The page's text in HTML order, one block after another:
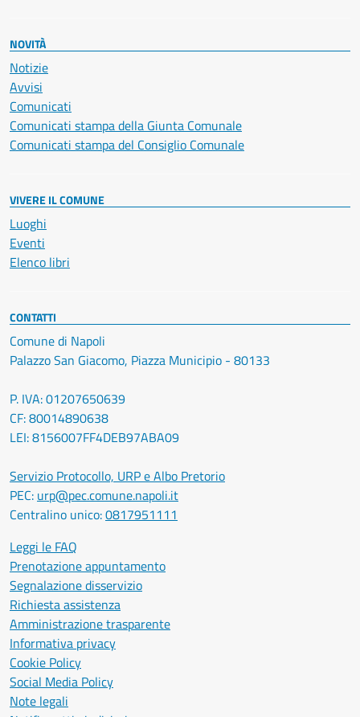
NOVITÀ
Notizie
Avvisi
Comunicati
Comunicati stampa della Giunta Comunale
Comunicati stampa del Consiglio Comunale
VIVERE IL COMUNE
Luoghi
Eventi
Elenco libri
CONTATTI
Comune di Napoli
Palazzo San Giacomo, Piazza Municipio - 80133
P. IVA: 01207650639
CF: 80014890638
LEI: 8156007FF4DEB97ABA09
Servizio Protocollo, URP e Albo Pretorio
PEC: urp@pec.comune.napoli.it
Centralino unico:0817951111
Leggi le FAQ
Prenotazione appuntamento
Segnalazione disservizio
Richiesta assistenza
Amministrazione trasparente
Informativa privacy
Cookie Policy
Social Media Policy
Note legali